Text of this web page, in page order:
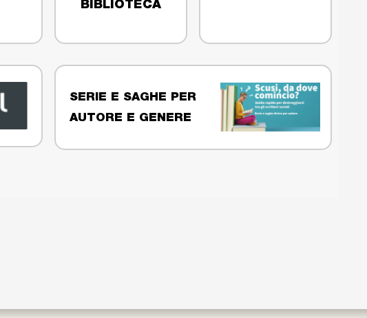
BIBLIOTECA
SERIE E SAGHE PER
AUTORE E GENERE